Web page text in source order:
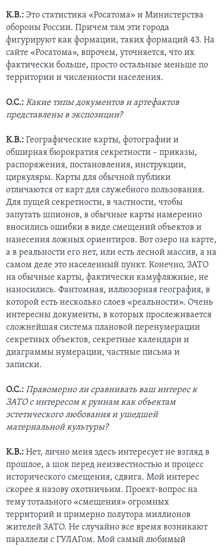
К.В.: Это статистика «Росатома» и Министерства
обороны России. Причем там эти города
фигурируют как формации, таких формаций 43. На
сайте «Росатома», впрочем, уточняется, что их
фактически больше, просто остальные меньше по
территории и численности населения.
О.С.: Какие типы документов и артефактов
представлены в экспозиции?
К.В.: Географические карты, фотографии и
обширная бюрократия секретности – приказы,
распоряжения, постановления, инструкции,
циркуляры. Карты для обычной публики
отличаются от карт для служебного пользования.
Для пущей секретности, в частности, чтобы
запутать шпионов, в обычные карты намеренно
вносились ошибки в виде смещений объектов и
нанесения ложных ориентиров. Вот озеро на карте,
а в реальности его нет, или есть лесной массив, а на
самом деле это населенный пункт. Конечно, ЗАТО
на обычные карты, фактически камуфляжные, не
наносились. Фантомная, иллюзорная география, в
которой есть несколько слоев «реальности». Очень
интересны документы, в которых прослеживается
сложнейшая система плановой перенумерации
секретных объектов, секретные календари и
диаграммы нумерации, частные письма и
записки.
О.С.: Правомерно ли сравнивать ваш интерес к
ЗАТО с интересом к руинам как объектам
эстетического любования и ушедшей
материальной культуры?
К.В.: Нет, лично меня здесь интересует не взгляд в
прошлое, а шок перед неизвестностью и процесс
исторического смещения, сдвига. Мой интерес
скорее я назову охотничьим. Проект-вопрос на
тему тотального «смещения» огромных
территорий и примерно полутора миллионов
жителей ЗАТО. Не случайно все время возникают
параллели с ГУЛАГом. Мой самый любимый